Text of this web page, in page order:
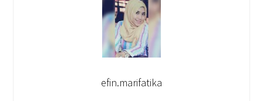
efin.marifatika